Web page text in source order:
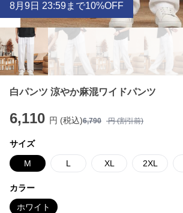
8月 9日 23:59まで10%OFF
白パンツ 涼やか麻混ワイドパンツ
6,110 円 (税込)6,790 円 (割引前)
サイズ
M L XL 2XL
カラー
ホワイト